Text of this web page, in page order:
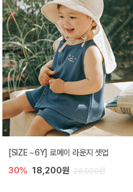
[SIZE ~6Y] 로메이 라운지 셋업
30% 18,200원 26,000원